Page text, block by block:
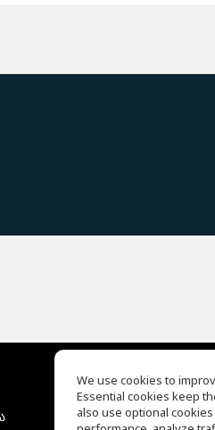
EQ Ear Training
Drum Machine
We use cookies to
Essential cookies keep
also use optional